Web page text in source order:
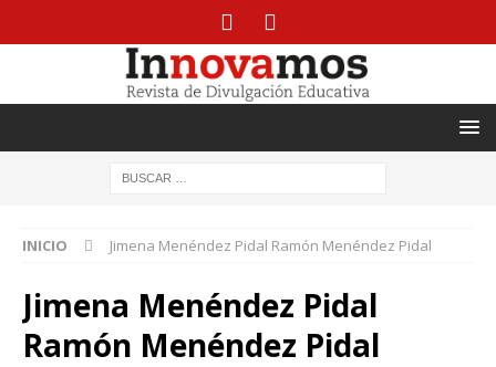
INICIO Jimena Menéndez Pidal Ramón Menéndez Pidal
Jimena Menéndez Pidal
Ramón Menéndez Pidal